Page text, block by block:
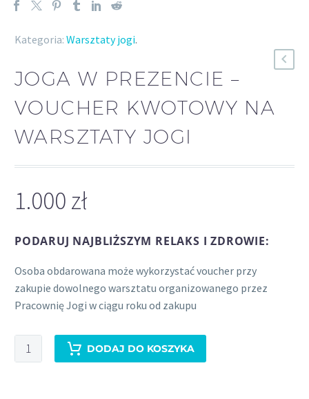
Kategoria: Warsztaty jogi.
JOGA W PREZENCIE –
VOUCHER KWOTOWY NA
WARSZTATY JOGI
1.000 zł
PODARUJ NAJBLIŻSZYM RELAKS I ZDROWIE:
Osoba obdarowana może wykorzystać voucher przy
zakupie dowolnego warsztatu organizowanego przez
Pracownię Jogi w ciągu roku od zakupu
ilość
Joga
DODAJ DO KOSZYKA